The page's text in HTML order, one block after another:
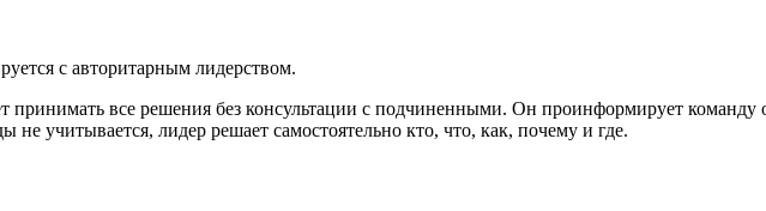
с авторитарным лидерством.
принимать все решения без консультации с подчиненными. Он проинформирует
учитывается, лидер решает самостоятельно кто, что, как, почему и где.